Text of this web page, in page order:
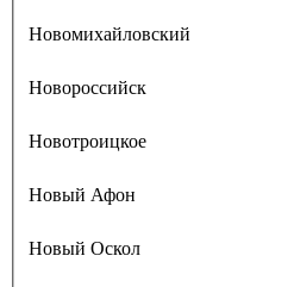
Новомихайловский
Новороссийск
Новотроицкое
Новый Афон
Новый Оскол